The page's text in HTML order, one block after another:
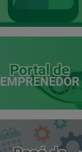
Portal de
EMPRENEDOR